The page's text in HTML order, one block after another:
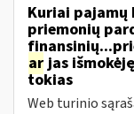
Kuriai
priemonių
arjas
tokias
Web turinio